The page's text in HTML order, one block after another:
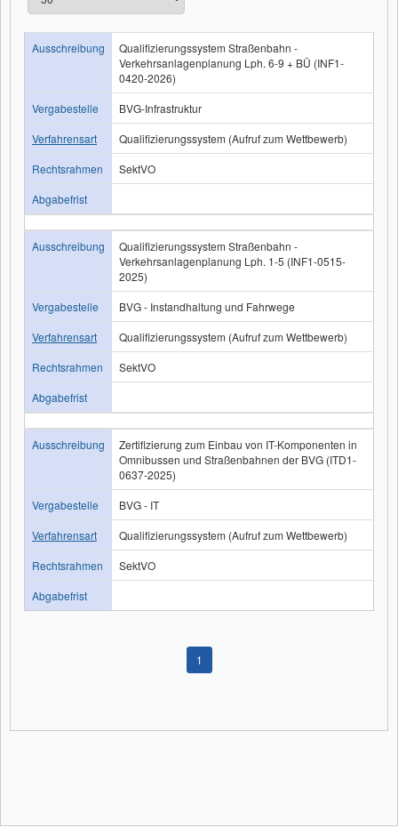
Ausschreibung
Qualifizierungssystem Straßenbahn -
Verkehrsanlagenplanung Lph. 6-9 + BÜ (INF1-
0420-2026)
Vergabestelle
BVG-Infrastruktur
Verfahrensart
Qualifizierungssystem (Aufruf zum Wettbewerb)
Rechtsrahmen
SektVO
Abgabefrist
Ausschreibung
Qualifizierungssystem Straßenbahn -
Verkehrsanlagenplanung Lph. 1-5 (INF1-0515-
2025)
Vergabestelle
BVG - Instandhaltung und Fahrwege
Verfahrensart
Qualifizierungssystem (Aufruf zum Wettbewerb)
Rechtsrahmen
SektVO
Abgabefrist
Ausschreibung
Zertifizierung zum Einbau von IT-Komponenten in
Omnibussen und Straßenbahnen der BVG (ITD1-
0637-2025)
Vergabestelle
BVG - IT
Verfahrensart
Qualifizierungssystem (Aufruf zum Wettbewerb)
Rechtsrahmen
SektVO
Abgabefrist
1